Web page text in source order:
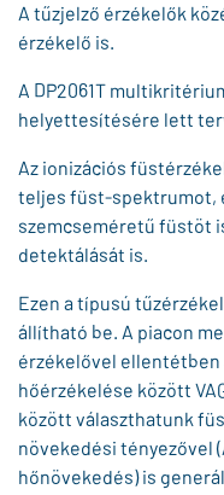
A tűzjelző érzékelők
érzékelő is.
A DP2061T
helyettesítésére lett
Az ionizációs
teljes füst-spektrumot,
szemcseméretű füstöt
detektálását is.
Ezen a típusú
állítható be. A piacon
érzékelővel ellentétben
hőérzékelése között
között választhatunk
növekedési tényezővel
hőnövekedés) is